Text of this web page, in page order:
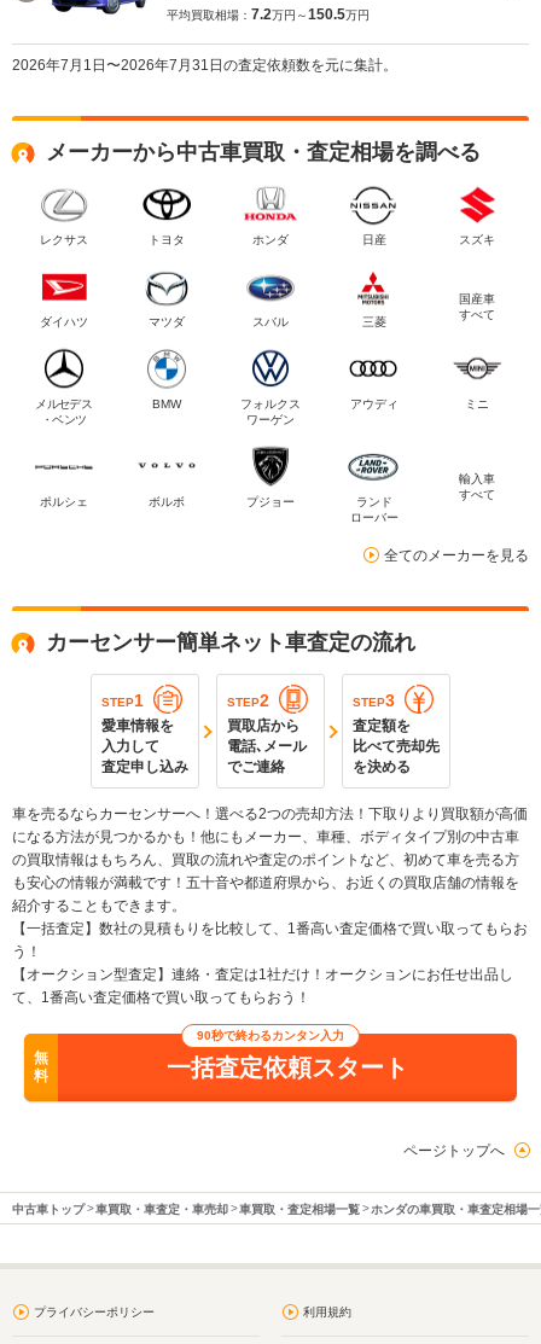
平均買取相場： 7.2万円～150.5万円
2026年7月1日〜2026年7月31日の査定依頼数を元に集計。
メーカーから中古車買取・査定相場を調べる
レクサス トヨタ ホンダ 日産 スズキ
ダイハツ マツダ スバル 三菱
国産車
すべて
メルセデス
・ベンツ
BMW
フォルクス
ワーゲン
アウディ ミニ
ポルシェ ボルボ プジョー
ランド
ローバー
輸入車
すべて
全てのメーカーを見る
カーセンサー簡単ネット車査定の流れ
STEP1
愛車情報を
入力して
査定申し込み
STEP2
買取店から
電話､メール
でご連絡
STEP3
査定額を
比べて売却先
を決める
車を売るならカーセンサーへ！選べる2つの売却方法！下取りより買取額が高価
になる方法が見つかるかも！他にもメーカー、車種、ボディタイプ別の中古車
の買取情報はもちろん、買取の流れや査定のポイントなど、初めて車を売る方
も安心の情報が満載です！五十音や都道府県から、お近くの買取店舗の情報を
紹介することもできます。
【一括査定】数社の見積もりを比較して、1番高い査定価格で買い取ってもらお
う！
【オークション型査定】連絡・査定は1社だけ！オークションにお任せ出品し
て、1番高い査定価格で買い取ってもらおう！
無
料
90秒で終わるカンタン入力
一括査定依頼スタート
ページトップへ
中古車トップ 車買取・車査定・車売却 車買取・査定相場一覧 ホンダの車買取・車査定相場
プライバシーポリシー 利用規約